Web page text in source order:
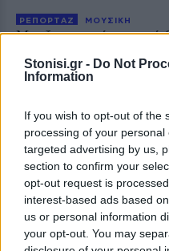
Stonisi.gr - Do Not
Information
If you wish to opt-out of the
processing of your
targeted advertising by us,
section to confirm your
opt-out request is
interest-based ads based
us or personal information
your opt-out. You may
ΡΕΠΟΡΤΑΖ ΜΟΥΣΙΚΗ
Μια ξεχωριστή μουσική
της Μυτιλήνης
Μια συναυλία με λαϊκά,
έντονο κοινωνικό
ΔΡΑΣΕΙΣ
Aegean Regatta 2026 με
στα ακριτικά νησιά του
Η επετειακή 25η
συνδέει τη Χίο, τους
Αγαθονήσι και τη Σάμο